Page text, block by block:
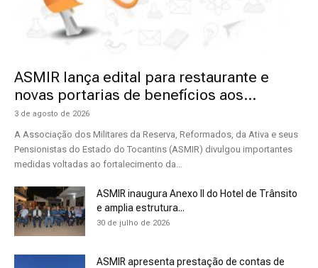
ASMIR lança edital para restaurante e
novas portarias de benefícios aos...
3 de agosto de 2026
A Associação dos Militares da Reserva, Reformados, da Ativa e seus
Pensionistas do Estado do Tocantins (ASMIR) divulgou importantes
medidas voltadas ao fortalecimento da...
ASMIR inaugura Anexo II do Hotel de Trânsito
e amplia estrutura...
30 de julho de 2026
ASMIR apresenta prestação de contas de